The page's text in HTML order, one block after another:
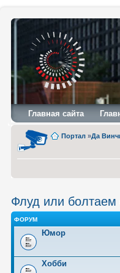
Главная сайта
Портал »Да
Флуд или болтаем
ФОРУМ
Юмор
Хобби